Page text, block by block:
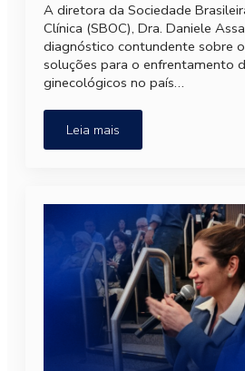
A diretora da Sociedade
Clínica (SBOC), Dra. Daniele
diagnóstico contundente sobre
soluções para o enfrentamento
ginecológicos no país…
Leia mais